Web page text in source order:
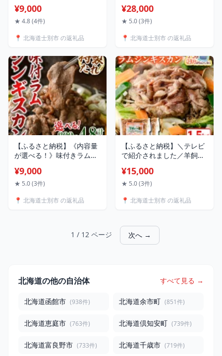
海道米 北海道産 士別市産
ごはん 玄米 5kg 【士別農
¥9,000
★ 4.8 (4件)
📍 北海道士別市 の返礼品
5~20kg / 2回 / 4回 / 6回 / 8
回 / 10回 ) 米 お米 ゆめぴ
北海道米 士別産 ごはん 産
直の谷農園】
¥28,000
★ 5.0 (3件)
📍 北海道士別市 の返礼品
【ふるさと納税】《内容量
が選べる！》味付きラムジ
1.8kg・計3kg・計4.8kg )
羊 羊肉 ジンギスカン ラム
おかず 【いろは肉店】
¥9,000
★ 5.0 (3件)
📍 北海道士別市 の返礼品
【ふるさと納税】＼テレビ
で紹介されました／羊飼い
ン(750g×2袋) 羊 羊肉 ラム
肉 冷凍 焼肉 ジンギスカン
ス タレ 味付き BBQ バーベ
¥15,000
★ 5.0 (3件)
📍 北海道士別市 の返礼品
1 / 12 ページ 次へ →
北海道の他の自治体 すべて見る →
北海道函館市 (938件) 北海道余市町 (851件)
北海道恵庭市 (763件) 北海道倶知安町 (739件)
北海道富良野市 (733件) 北海道千歳市 (719件)